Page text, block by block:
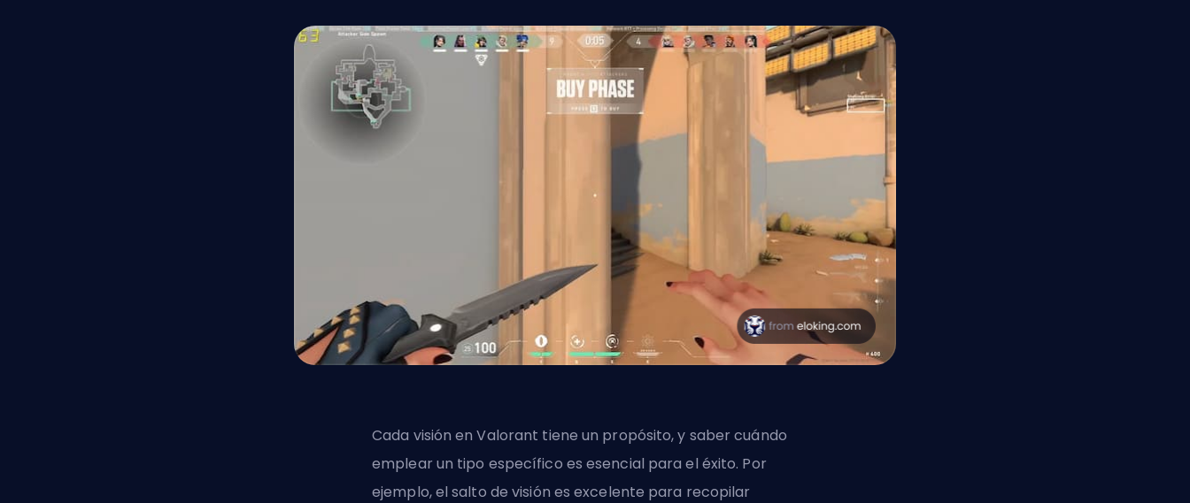
Cada visión en Valorant tiene un propósito, y saber cuándo
emplear un tipo específico es esencial para el éxito. Por
ejemplo, el salto de visión es excelente para recopilar